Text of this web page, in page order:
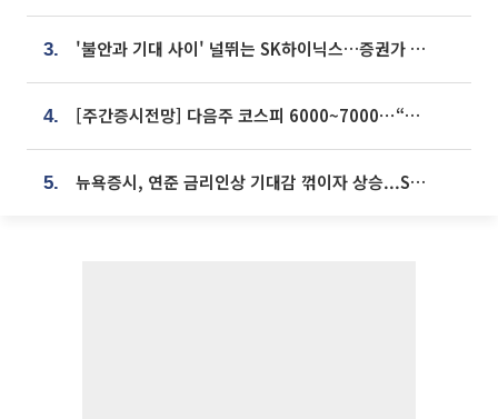
3. '불안과 기대 사이' 널뛰는 SK하이닉스…증권가 "HBM4·LTA 기반 펀터멘털 견고"
4. [주간증시전망] 다음주 코스피 6000~7000⋯“外人 수급은 정책이 변수”
5. 뉴욕증시, 연준 금리인상 기대감 꺾이자 상승...S&P500 사상 최고치 [종합]